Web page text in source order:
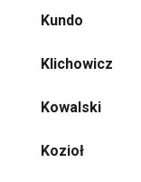
Kundo
Klichowicz
Kowalski
Kozioł